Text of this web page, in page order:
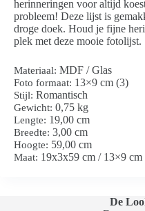
herinneringen voor altijd
probleem! Deze lijst is
droge doek. Houd je fijne
plek met deze mooie fotolijst.
Materiaal: MDF / Glas
Foto formaat: 13×9 cm (3)
Stijl: Romantisch
Gewicht: 0,75 kg
Lengte: 19,00 cm
Breedte: 3,00 cm
Hoogte: 59,00 cm
Maat: 19x3x59 cm / 13×9 cm
De